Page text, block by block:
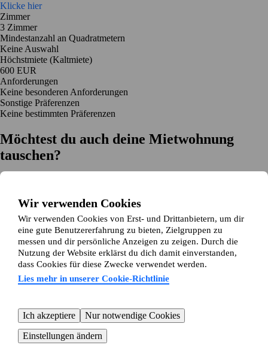
Wir verwenden Cookies
Wir verwenden Cookies von Erst- und Drittanbietern, um dir
eine gute Benutzererfahrung zu bieten, Zielgruppen zu
messen und dir persönliche Anzeigen zu zeigen. Durch die
Nutzung der Website erklärst du dich damit einverstanden,
dass Cookies für diese Zwecke verwendet werden.
Lies mehr in unserer Cookie-Richtlinie
Ich akzeptiere
Nur notwendige Cookies
Einstellungen ändern
Klicke hier
Zimmer
3 Zimmer
Mindestanzahl an Quadratmetern
Keine Auswahl
Höchstmiete (Kaltmiete)
600 EUR
Anforderungen
Keine besonderen Anforderungen
Sonstige Präferenzen
Keine bestimmten Präferenzen
Möchtest du auch deine Mietwohnung
tauschen?
Einfache Registrierung in 2 Minuten
Jetzt gratis loslegen
Loslegen
Jetzt gratis loslegen Anzeigen suchenAnmelden
Mehr lesen
Neuigkeiten und Tipps
Über Wohnungsswap.de
Kundenservice
Hilfe
E-Mail-Adresse:info@wohnungsswap.de